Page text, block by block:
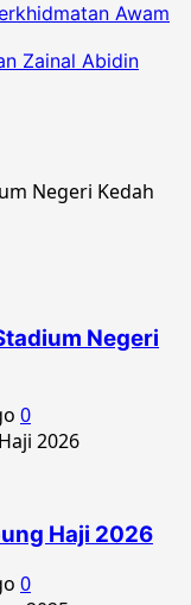
Awam
Zainal Abidin
Negeri
0
Haji 2026
0